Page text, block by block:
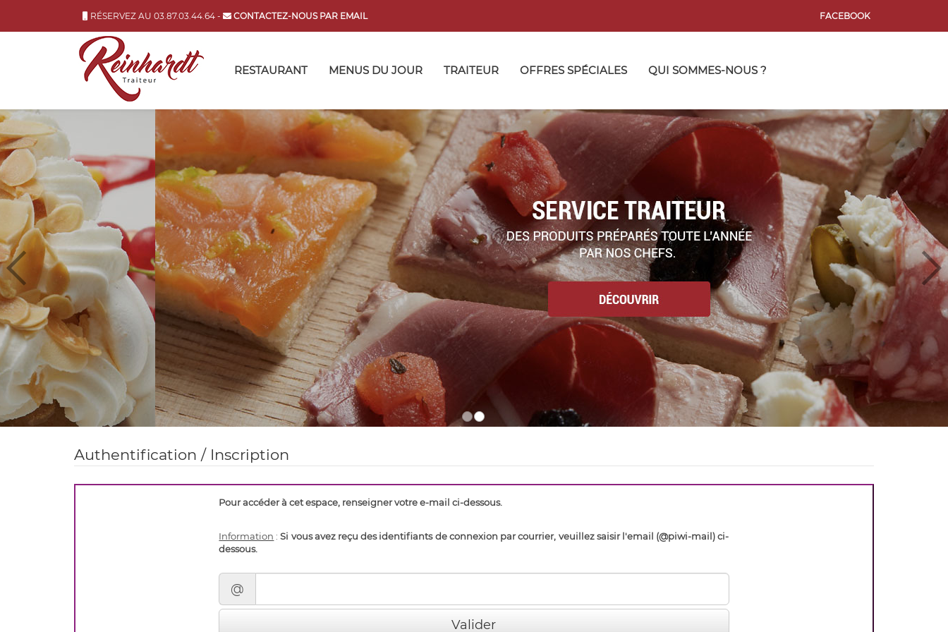
RÉSERVEZ AU 03.87.03.44.64 - CONTACTEZ-NOUS PAR EMAIL FACEBOOK
RESTAURANT MENUS DU JOUR TRAITEUR OFFRES SPÉCIALES QUI SOMMES-NOUS ?
Authentification / Inscription
Pour accéder à cet espace, renseigner votre e-mail ci-dessous.
Information :Si vous avez reçu des identifiants de connexion par courrier, veuillez saisir l'email (@piwi-mail) ci-
dessous.
@